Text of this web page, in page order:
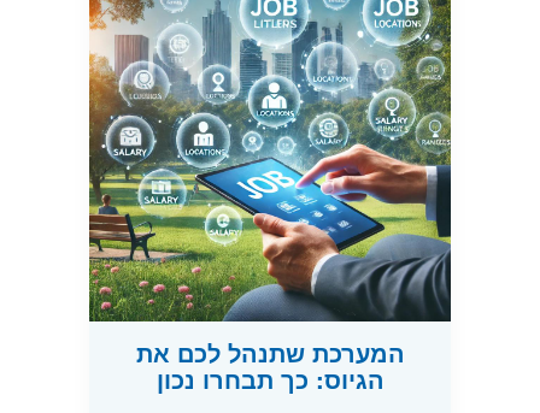
המערכת שתנהל לכם את
הגיוס: כך תבחרו נכון